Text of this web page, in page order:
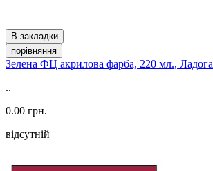
В закладки
порівняння
Зелена ФЦ акрилова фарба, 220 мл., Ладога
..
0.00 грн.
відсутній